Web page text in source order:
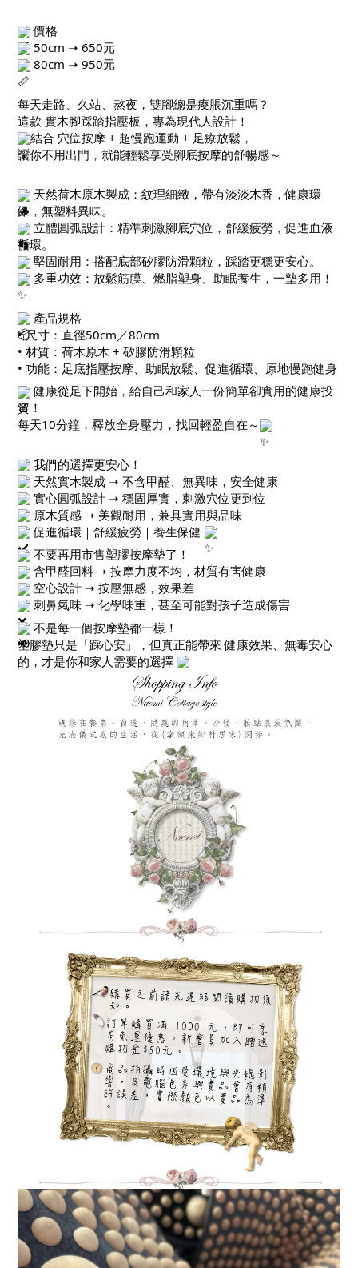
價格
50cm ➝ 650元
80cm ➝ 950元
每天走路、久站、熬夜，雙腳總是痠脹沉重嗎？
這款 實木腳踩踏指壓板，專為現代人設計！
結合 穴位按摩 + 超慢跑運動 + 足療放鬆，
讓你不用出門，就能輕鬆享受腳底按摩的舒暢感～
天然荷木原木製成：紋理細緻，帶有淡淡木香，健康環
保，無塑料異味。
立體圓弧設計：精準刺激腳底穴位，舒緩疲勞，促進血液
循環。
堅固耐用：搭配底部矽膠防滑顆粒，踩踏更穩更安心。
多重功效：放鬆筋膜、燃脂塑身、助眠養生，一墊多用！
產品規格
• 尺寸：直徑50cm／80cm
• 材質：荷木原木 + 矽膠防滑顆粒
• 功能：足底指壓按摩、助眠放鬆、促進循環、原地慢跑健身
健康從足下開始，給自己和家人一份簡單卻實用的健康投
資！
每天10分鐘，釋放全身壓力，找回輕盈自在～
我們的選擇更安心！
天然實木製成 ➝ 不含甲醛、無異味，安全健康
實心圓弧設計 ➝ 穩固厚實，刺激穴位更到位
原木質感 ➝ 美觀耐用，兼具實用與品味
促進循環｜舒緩疲勞｜養生保健
不要再用市售塑膠按摩墊了！
含甲醛回料 ➝ 按摩力度不均，材質有害健康
空心設計 ➝ 按壓無感，效果差
刺鼻氣味 ➝ 化學味重，甚至可能對孩子造成傷害
不是每一個按摩墊都一樣！
塑膠墊只是「踩心安」，但真正能帶來 健康效果、無毒安心
的，才是你和家人需要的選擇